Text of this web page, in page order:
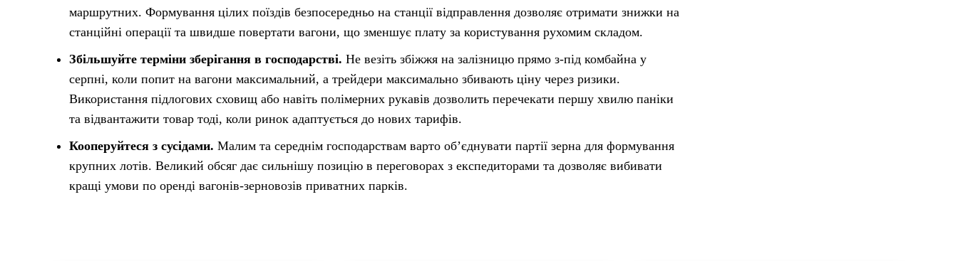
маршрутних. Формування цілих поїздів безпосередньо на станції відправлення дозволяє отримати знижки на
станційні операції та швидше повертати вагони, що зменшує плату за користування рухомим складом.
Збільшуйте терміни зберігання в господарстві. Не везіть збіжжя на залізницю прямо з-під комбайна у
серпні, коли попит на вагони максимальний, а трейдери максимально збивають ціну через ризики.
Використання підлогових сховищ або навіть полімерних рукавів дозволить перечекати першу хвилю паніки
та відвантажити товар тоді, коли ринок адаптується до нових тарифів.
Кооперуйтеся з сусідами. Малим та середнім господарствам варто об’єднувати партії зерна для формування
крупних лотів. Великий обсяг дає сильнішу позицію в переговорах з експедиторами та дозволяє вибивати
кращі умови по оренді вагонів-зерновозів приватних парків.